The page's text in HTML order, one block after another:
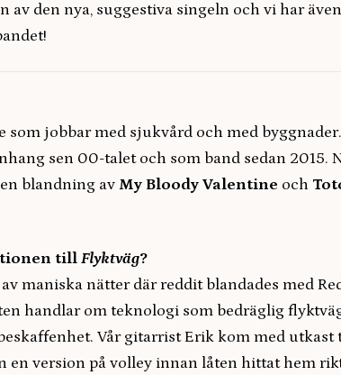
av den nya, suggestiva singeln och vi har
som jobbar med sjukvård och med
sen 00-talet och som band sedan 2015.
blandning avMy Bloody Valentine och
till Flyktväg?
maniska nätter där reddit blandades med
handlar om teknologi som bedräglig
Vår gitarrist Erik kom med utkast
en version på volley innan låten hittat hem